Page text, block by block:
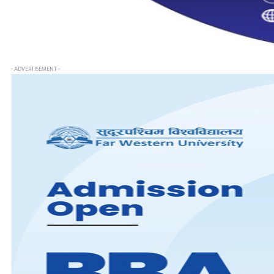
- ADVERTISEMENT -